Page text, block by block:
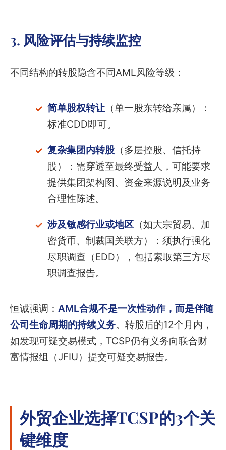
3. 风险评估与持续监控
不同结构的转股隐含不同AML风险等级：
简单股权转让（单一股东转给亲属）：
标准CDD即可。
复杂集团内转股（多层控股、信托持
股）：需穿透至最终受益人，可能要求
提供集团架构图、资金来源说明及业务
合理性陈述。
涉及敏感行业或地区（如大宗贸易、加
密货币、制裁国关联方）：须执行强化
尽职调查（EDD），包括索取第三方尽
职调查报告。
恒诚强调： AML合规不是一次性动作，而是伴随
公司生命周期的持续义务。转股后的12个月内，
如发现可疑交易模式，TCSP仍有义务向联合财
富情报组（JFIU）提交可疑交易报告。
外贸企业选择TCSP的3个关
键维度